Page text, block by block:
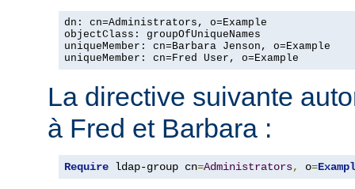
dn: cn=Administrators, o=Example
objectClass: groupOfUniqueNames
uniqueMember: cn=Barbara Jenson, o=Example
uniqueMember: cn=Fred User, o=Example
La directive suivante
à Fred et Barbara :
Require ldap-group cn=Administrators, o=